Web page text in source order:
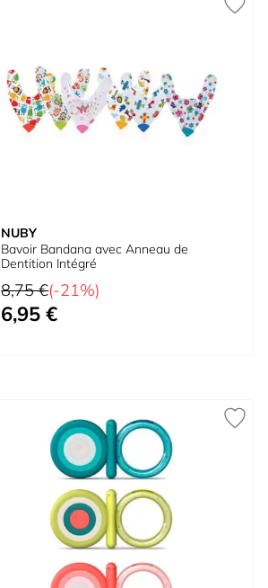
NUBY
Bavoir Bandana avec Anneau de
Dentition Intégré
Prix normal
8,75 €(-21%)
Prix spécial
6,95 €